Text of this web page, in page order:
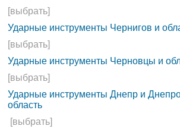
[выбрать]
Ударные инструменты Чернигов и
[выбрать]
Ударные инструменты Черновцы и
[выбрать]
Ударные инструменты Днепр и
область
[выбрать]